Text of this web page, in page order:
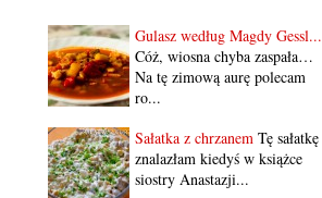
Gulasz według Magdy Gessl...
Cóż, wiosna chyba zaspała…
Na tę zimową aurę polecam
ro...
Sałatka z chrzanem Tę sałatkę
znalazłam kiedyś w książce
siostry Anastazji...